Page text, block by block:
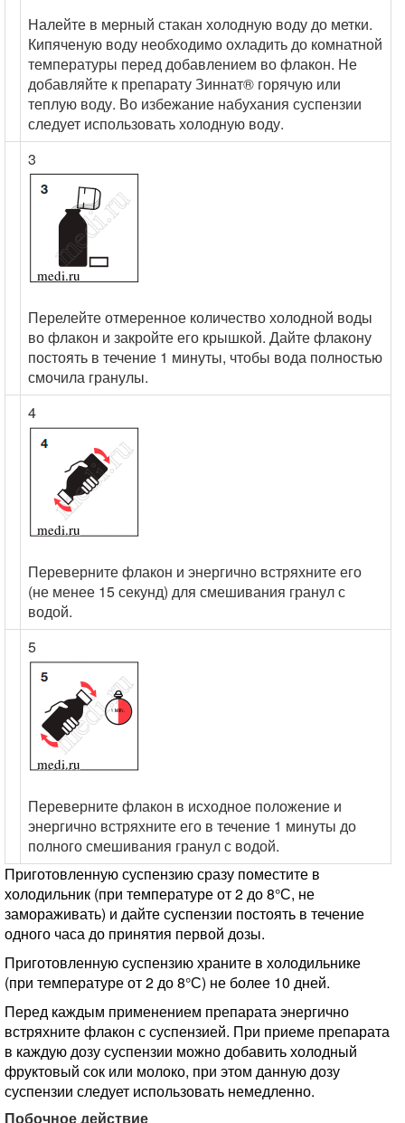
Налейте в мерный стакан холодную воду до метки.
Кипяченую воду необходимо охладить до комнатной
температуры перед добавлением во флакон. Не
добавляйте к препарату Зиннат® горячую или
теплую воду. Во избежание набухания суспензии
следует использовать холодную воду.
3
Перелейте отмеренное количество холодной воды
во флакон и закройте его крышкой. Дайте флакону
постоять в течение 1 минуты, чтобы вода полностью
смочила гранулы.
4
Переверните флакон и энергично встряхните его
(не менее 15 секунд) для смешивания гранул с
водой.
5
Переверните флакон в исходное положение и
энергично встряхните его в течение 1 минуты до
полного смешивания гранул с водой.
Приготовленную суспензию сразу поместите в
холодильник (при температуре от 2 до 8°С, не
замораживать) и дайте суспензии постоять в течение
одного часа до принятия первой дозы.
Приготовленную суспензию храните в холодильнике
(при температуре от 2 до 8°С) не более 10 дней.
Перед каждым применением препарата энергично
встряхните флакон с суспензией. При приеме препарата
в каждую дозу суспензии можно добавить холодный
фруктовый сок или молоко, при этом данную дозу
суспензии следует использовать немедленно.
Побочное действие